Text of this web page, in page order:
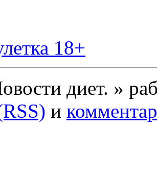
18+
диет. »
и